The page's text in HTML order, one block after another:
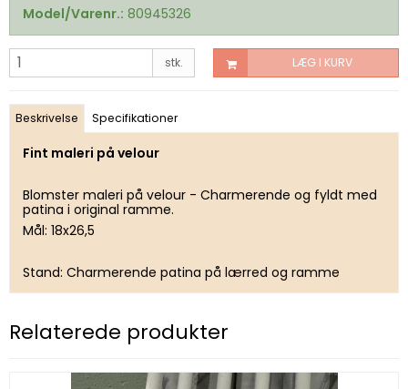
Model/Varenr.: 80945326
stk. LÆG I KURV
Beskrivelse Specifikationer
Fint maleri på velour
Blomster maleri på velour - Charmerende og fyldt med
patina i original ramme.
Mål: 18x26,5
Stand: Charmerende patina på lærred og ramme
Relaterede produkter